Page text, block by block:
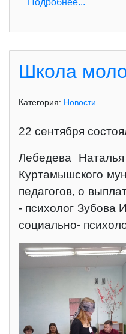
Школа
Категория: Новости
22 сентября
Лебедева
Куртамышского
педагогов, о
- психолог Зубова
социально-